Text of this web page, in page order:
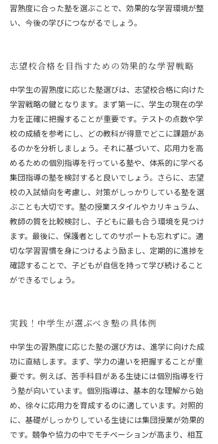
習熟度に合った塾を選ぶことで、効果的な学習環境が整
い、今後の学びにつながるでしょう。
志望校合格を目指すための効果的な学習戦略
中学生の習熟度に応じた塾選びは、志望校合格に向けた
学習戦略の鍵となります。まず第一に、学生の現在の学
力を正確に把握することが重要です。テストの点数や学
校の成績を参考にし、どの教科が得意でどこに課題があ
るのかを分析しましょう。それに基づいて、応用力を高
めるための個別指導を行っている塾や、体系的に学べる
集団指導の塾を検討すると良いでしょう。さらに、志望
校の入試傾向を考慮し、対策がしっかりしている塾を選
ぶことも大切です。塾の授業スタイルやカリキュラム、
教師の質を比較検討し、子どもに最も合う環境を見つけ
ます。最後に、保護者としてのサポートも忘れずに。適
切な学習習慣を身につけるよう励まし、定期的に進捗を
確認することで、子どもが自信を持って学び続けること
ができるでしょう。
実践！中学生が選ぶべき塾の具体例
中学生の習熟度に応じた塾の選び方は、進学に向けた成
功に直結します。まず、学力の違いを把握することが重
要です。例えば、苦手科目がある生徒には個別指導を行
う塾が向いています。個別指導は、基本的な理解から始
め、徐々に応用力を育成するのに適しています。対照的
に、基礎がしっかりしている生徒には集団授業が効果的
です。競争や協力の中でモチベーションが高まり、相互